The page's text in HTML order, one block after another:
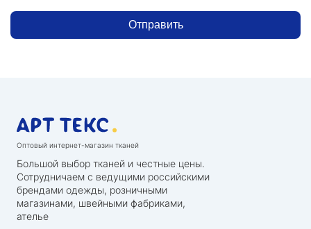
Отправить
Оптовый интернет-магазин тканей
Большой выбор тканей и честные цены.
Сотрудничаем с ведущими российскими
брендами одежды, розничными
магазинами, швейными фабриками,
ателье